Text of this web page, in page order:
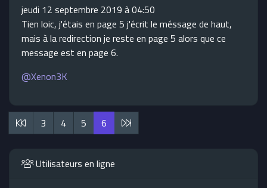
jeudi 12 septembre 2019 à 04:50
Tien loic, j'étais en page 5 j'écrit le méssage de haut,
mais à la redirection je reste en page 5 alors que ce
message est en page 6.
@Xenon3K
3 4 5 6
Utilisateurs en ligne